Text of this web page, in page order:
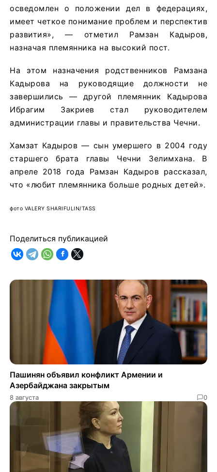
осведомлен о положении дел в федерациях,
имеет четкое понимание проблем и перспектив
развития», — отметил Рамзан Кадыров,
назначая племянника на высокий пост.
На этом назначения родственников Рамзана
Кадырова на руководящие должности не
завершились — другой племянник Кадырова
Ибрагим Закриев стал руководителем
администрации главы и правительства Чечни.
Хамзат Кадыров — сын умершего в 2004 году
старшего брата главы Чечни Зелимхана. В
апреле 2018 года Рамзан Кадыров рассказал,
что «любит племянника больше родных детей».
фото VALERY SHARIFULIN/TASS
Поделиться публикацией
Пашинян объявил конфликт Армении и
Азербайджана закрытым
8 августа 0